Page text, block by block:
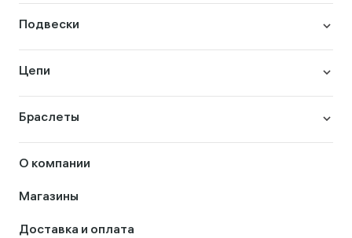
Подвески
Цепи
Браслеты
О компании
Магазины
Доставка и оплата